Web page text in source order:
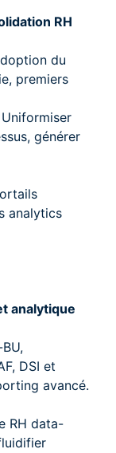
RH
du
premiers
Uniformiser
générer
analytics
analytique
DSI et
avancé.
RH data-